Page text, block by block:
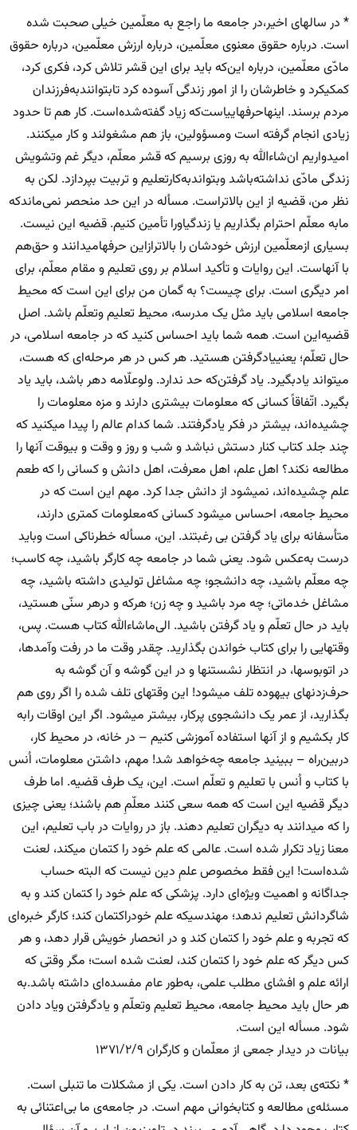
* در سالهای اخیر،در جامعه ما راجع به معلّمین خیلی صحبت شده
است. درباره حقوق معنوی معلّمین، درباره ارزش معلّمین، درباره حقوق
مادّی معلّمین، درباره این‌که باید برای این قشر تلاش کرد، فکری کرد،
کمکیکرد و خاطرشان را از امور زندگی آسوده کرد تابتوانندبه‌فرزندان
مردم برسند. اینهاحرفهاییاست‌که زیاد گفته‌شده‌است. کار هم تا حدود
زیادی انجام گرفته است ومسؤولین، باز هم مشغولند و کار میکنند.
امیدواریم ان‌شاءالله به روزی برسیم که قشر معلّم، دیگر غم وتشویش
زندگی مادّی نداشته‌باشد وبتواندبه‌کارتعلیم و تربیت بپردازد. لکن به
نظر من، قضیه از این بالاتراست. مسأله در این حد منحصر نمی‌ماندکه
مابه معلّم احترام بگذاریم یا زندگیاورا تأمین کنیم. قضیه این نیست.
بسیاری ازمعلّمین ارزش خودشان را بالاترازاین حرفهامیدانند و حق‌هم
با آنهاست. این روایات و تأکید اسلام بر روی تعلیم و مقام معلّم، برای
امر دیگری است. برای چیست؟ به گمان من برای این است که محیط
جامعه اسلامی باید مثل یک مدرسه، محیط تعلیم وتعلّم باشد. اصل
قضیه‌این است. همه شما باید احساس کنید که در جامعه اسلامی، در
حال تعلّم؛ یعنییادگرفتن هستید. هر کس در هر مرحله‌ای که هست،
میتواند یادبگیرد. یاد گرفتن‌که حد ندارد. ولوعلّامه دهر باشد، باید یاد
بگیرد. اتّفاقاً کسانی که معلومات بیشتری دارند و مزه معلومات را
چشیده‌اند، بیشتر در فکر یادگرفتند. شما کدام عالم را پیدا میکنید که
چند جلد کتاب کنار دستش نباشد و شب و روز و وقت و بیوقت آنها را
مطالعه نکند؟ اهل علم، اهل معرفت، اهل دانش و کسانی را که طعم
علم چشیده‌اند، نمیشود از دانش جدا کرد. مهم این است که در
محیط جامعه، احساس میشود کسانی که‌معلومات کمتری دارند،
متأسفانه برای یاد گرفتن بی رغبتند. این، مسأله خطرناکی است وباید
درست به‌عکس شود. یعنی شما در جامعه چه کارگر باشید، چه کاسب؛
چه معلّم باشید، چه دانشجو؛ چه مشاغل تولیدی داشته باشید، چه
مشاغل خدماتی؛ چه مرد باشید و چه زن؛ هرکه و درهر سنّی هستید،
باید در حال تعلّم و یاد گرفتن باشید. الی‌ماشاءالله کتاب هست. پس،
وقتهایی را برای کتاب خواندن بگذارید. چقدر وقت ما در رفت وآمدها،
در اتوبوسها، در انتظار نشستنها و در این گوشه و آن گوشه به
حرف‌زدنهای بیهوده تلف میشود! این وقتهای تلف شده را اگر روی هم
بگذارید، از عمر یک دانشجوی پرکار، بیشتر میشود. اگر این اوقات رابه
کار بکشیم و از آنها استفاده آموزشی کنیم – در خانه، در محیط کار،
دربین‌راه – ببینید جامعه چه‌خواهد شد! مهم، داشتن معلومات، اُنس
با کتاب و اُنس با تعلیم و تعلّم است. این، یک طرف قضیه. اما طرف
دیگر قضیه این است که همه سعی کنند معلّمِ هم باشند؛ یعنی چیزی
را که میدانند به دیگران تعلیم دهند. باز در روایات در باب تعلیم، این
معنا زیاد تکرار شده است. عالمی که علم خود را کتمان میکند، لعنت
شده‌است! این فقط مخصوص علمِ دین نیست که البته حساب
جداگانه و اهمیت ویژه‌ای دارد. پزشکی که علم خود را کتمان کند و به
شاگردانش تعلیم ندهد؛ مهندسیکه علم خودراکتمان کند؛ کارگر خبره‌ای
که تجربه و علم خود را کتمان کند و در انحصار خویش قرار دهد، و هر
کس دیگر که علم خود را کتمان کند، لعنت شده است؛ مگر وقتی که
ارائه علم و افشای مطلب علمی، به‌طور عام مفسده‌ای داشته باشد.به
هر حال باید محیط جامعه، محیط تعلیم وتعلّم و یادگرفتن ویاد دادن
شود. مسأله این است.
بیانات در دیدار جمعی از معلّمان و کارگران‌ ۱۳۷۱/۲/۹
* نکته‌ی بعد، تن به کار دادن است. یکی از مشکلات ما تنبلی است.
مسئله‌ی مطالعه و کتابخوانی مهم است. در جامعه‌ی ما بی‌اعتنائی به